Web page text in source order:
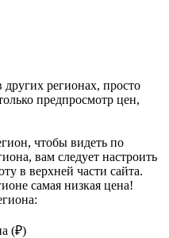
регионах, просто
предпросмотр цен,
чтобы видеть по
вам следует настроить
в верхней части сайта.
самая низкая цена!
(₽)